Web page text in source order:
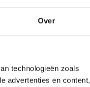
Over
technologieën zoals
advertenties en content,